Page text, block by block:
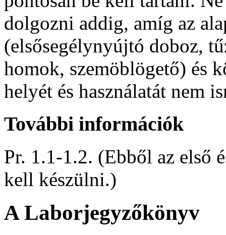
dolgozni addig, amíg az
(elsősegélynyújtó doboz,
homok, szemöblögető) és
helyét és használatát nem
További információk
Pr. 1.1-1.2. (Ebből az első
kell készülni.)
A Laborjegyzőkönyv